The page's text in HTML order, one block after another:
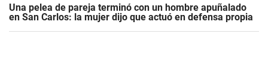
Una pelea de pareja terminó con un hombre apuñalado
en San Carlos: la mujer dijo que actuó en defensa propia